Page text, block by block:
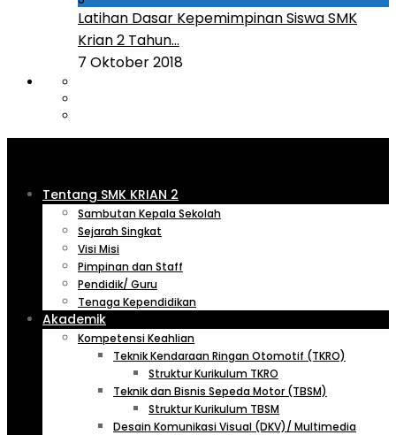
Latihan Dasar Kepemimpinan Siswa SMK
Krian 2 Tahun...
7 Oktober 2018
Tentang SMK KRIAN 2
Sambutan Kepala Sekolah
Sejarah Singkat
Visi Misi
Pimpinan dan Staff
Pendidik/ Guru
Tenaga Kependidikan
Akademik
Kompetensi Keahlian
Teknik Kendaraan Ringan Otomotif (TKRO)
Struktur Kurikulum TKRO
Teknik dan Bisnis Sepeda Motor (TBSM)
Struktur Kurikulum TBSM
Desain Komunikasi Visual (DKV)/ Multimedia